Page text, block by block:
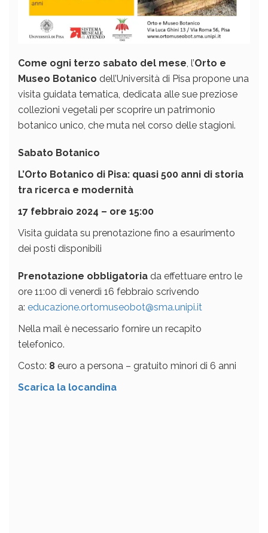
Come ogni terzo sabato del mese, l’Orto e
Museo Botanico dell’Università di Pisa propone una
visita guidata tematica, dedicata alle sue preziose
collezioni vegetali per scoprire un patrimonio
botanico unico, che muta nel corso delle stagioni.
Sabato Botanico
L’Orto Botanico di Pisa: quasi 500 anni di storia
tra ricerca e modernità
17 febbraio 2024 – ore 15:00
Visita guidata su prenotazione fino a esaurimento
dei posti disponibili
Prenotazione obbligatoria da effettuare entro le
ore 11:00 di venerdì 16 febbraio scrivendo
a: educazione.ortomuseobot@sma.unipi.it
Nella mail è necessario fornire un recapito
telefonico.
Costo: 8 euro a persona – gratuito minori di 6 anni
Scarica la locandina